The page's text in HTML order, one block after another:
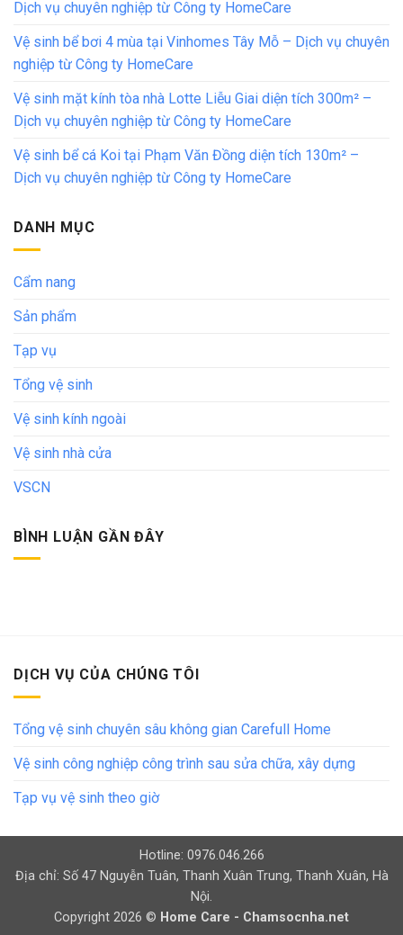
Dịch vụ chuyên nghiệp từ Công ty HomeCare
Vệ sinh bể bơi 4 mùa tại Vinhomes Tây Mỗ – Dịch vụ chuyên
nghiệp từ Công ty HomeCare
Vệ sinh mặt kính tòa nhà Lotte Liễu Giai diện tích 300m² –
Dịch vụ chuyên nghiệp từ Công ty HomeCare
Vệ sinh bể cá Koi tại Phạm Văn Đồng diện tích 130m² –
Dịch vụ chuyên nghiệp từ Công ty HomeCare
DANH MỤC
Cẩm nang
Sản phẩm
Tạp vụ
Tổng vệ sinh
Vệ sinh kính ngoài
Vệ sinh nhà cửa
VSCN
BÌNH LUẬN GẦN ĐÂY
DỊCH VỤ CỦA CHÚNG TÔI
Tổng vệ sinh chuyên sâu không gian Carefull Home
Vệ sinh công nghiệp công trình sau sửa chữa, xây dựng
Tạp vụ vệ sinh theo giờ
Hotline: 0976.046.266
Địa chỉ: Số 47 Nguyễn Tuân, Thanh Xuân Trung, Thanh Xuân, Hà
Nội.
Copyright 2026 © Home Care - Chamsocnha.net